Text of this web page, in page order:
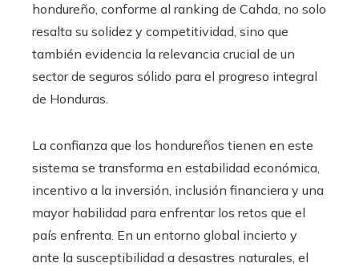
hondureño, conforme al ranking de Cahda, no solo
resalta su solidez y competitividad, sino que
también evidencia la relevancia crucial de un
sector de seguros sólido para el progreso integral
de Honduras.
La confianza que los hondureños tienen en este
sistema se transforma en estabilidad económica,
incentivo a la inversión, inclusión financiera y una
mayor habilidad para enfrentar los retos que el
país enfrenta. En un entorno global incierto y
ante la susceptibilidad a desastres naturales, el